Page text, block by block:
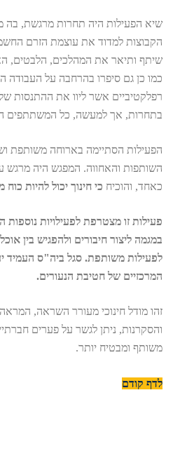
שיא הפעילות היה תחרות מרגשת, בה
הקבוצות למדוד את עוצמת הזרם
שיתף ותיאר את המהלכים, הלבטים,
כמו כן גם סיפרו בהרחבה על העבודה
רפלקטיביים אשר ליוו את ההתנסות
בתחרות, אך למעשה, כל המשתתפים
הפעילות הסתיימה בארוחה משותפת
השותפות והאחווה. המפגש היה מרגש
כאחד, והוכיח כי חינוך יכול להיות
פעילות זו מצטרפת לפעילויות
במגמה ליצור חיבורים ולהפגיש בין
לפעילות משותפת. סגל ביה"ס העמיד
המרכזיים של חטיבת הנעורים.
זהו מודל חינוכי מעורר השראה,
והסקרנות, ניתן לגשר על פערים
משותף ומבטיח יותר.
לדף קודם